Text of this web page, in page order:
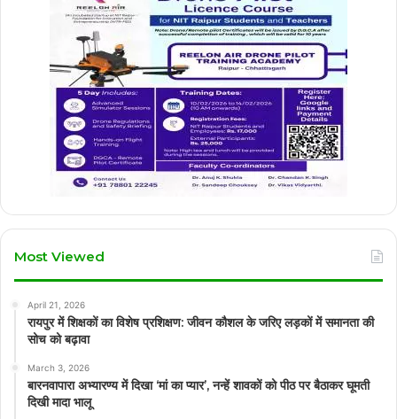
Most Viewed
April 21, 2026
रायपुर में शिक्षकों का विशेष प्रशिक्षण: जीवन कौशल के जरिए लड़कों में समानता की
सोच को बढ़ावा
March 3, 2026
बारनवापारा अभ्यारण्य में दिखा ‘मां का प्यार’, नन्हें शावकों को पीठ पर बैठाकर घूमती
दिखी मादा भालू